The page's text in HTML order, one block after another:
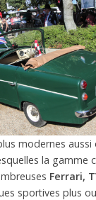
modernes aussi
la gamme
Ferrari,
sportives plus